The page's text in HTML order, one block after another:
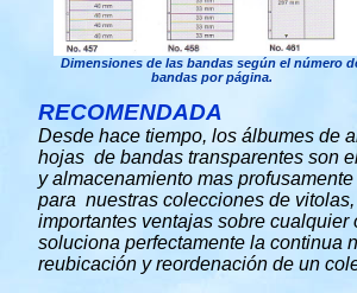
Dimensiones de las bandas según el número
bandas por página.
RECOMENDADA
Desde hace tiempo, los álbumes de
hojas de bandas transparentes son
y almacenamiento mas
para nuestras colecciones de
importantes ventajas sobre cualquier
soluciona perfectamente la continua
reubicación y reordenación de un